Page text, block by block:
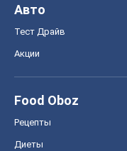
Авто
Тест Драйв
Акции
Food Oboz
Рецепты
Диеты